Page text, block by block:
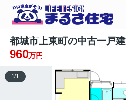
都城市上東町の中古一戸建
960万円
1/1